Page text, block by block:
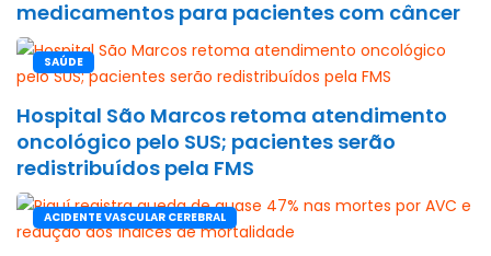
medicamentos para pacientes com câncer
SAÚDE
Hospital São Marcos retoma atendimento
oncológico pelo SUS; pacientes serão
redistribuídos pela FMS
ACIDENTE VASCULAR CEREBRAL